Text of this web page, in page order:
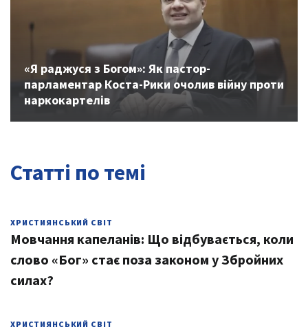
«Я раджуся з Богом»: Як пастор-
парламентар Коста-Рики очолив війну проти
наркокартелів
Статті по темі
ХРИСТИЯНСЬКИЙ СВІТ
Мовчання капеланів: Що відбувається, коли
слово «Бог» стає поза законом у Збройних
силах?
ХРИСТИЯНСЬКИЙ СВІТ